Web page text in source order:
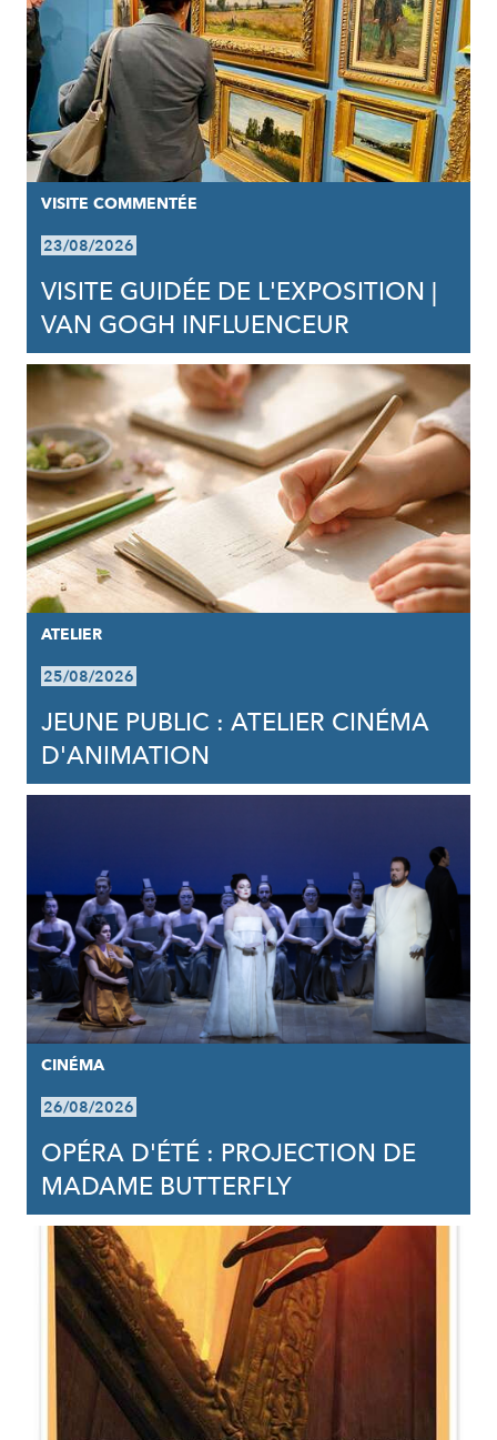
VISITE COMMENTÉE
23/08/2026
VISITE GUIDÉE DE L'EXPOSITION |
VAN GOGH INFLUENCEUR
ATELIER
25/08/2026
JEUNE PUBLIC : ATELIER CINÉMA
D'ANIMATION
CINÉMA
26/08/2026
OPÉRA D'ÉTÉ : PROJECTION DE
MADAME BUTTERFLY